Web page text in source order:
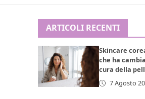
ARTICOLI RECENTI
Skincare
che ha
cura della
7 Agosto